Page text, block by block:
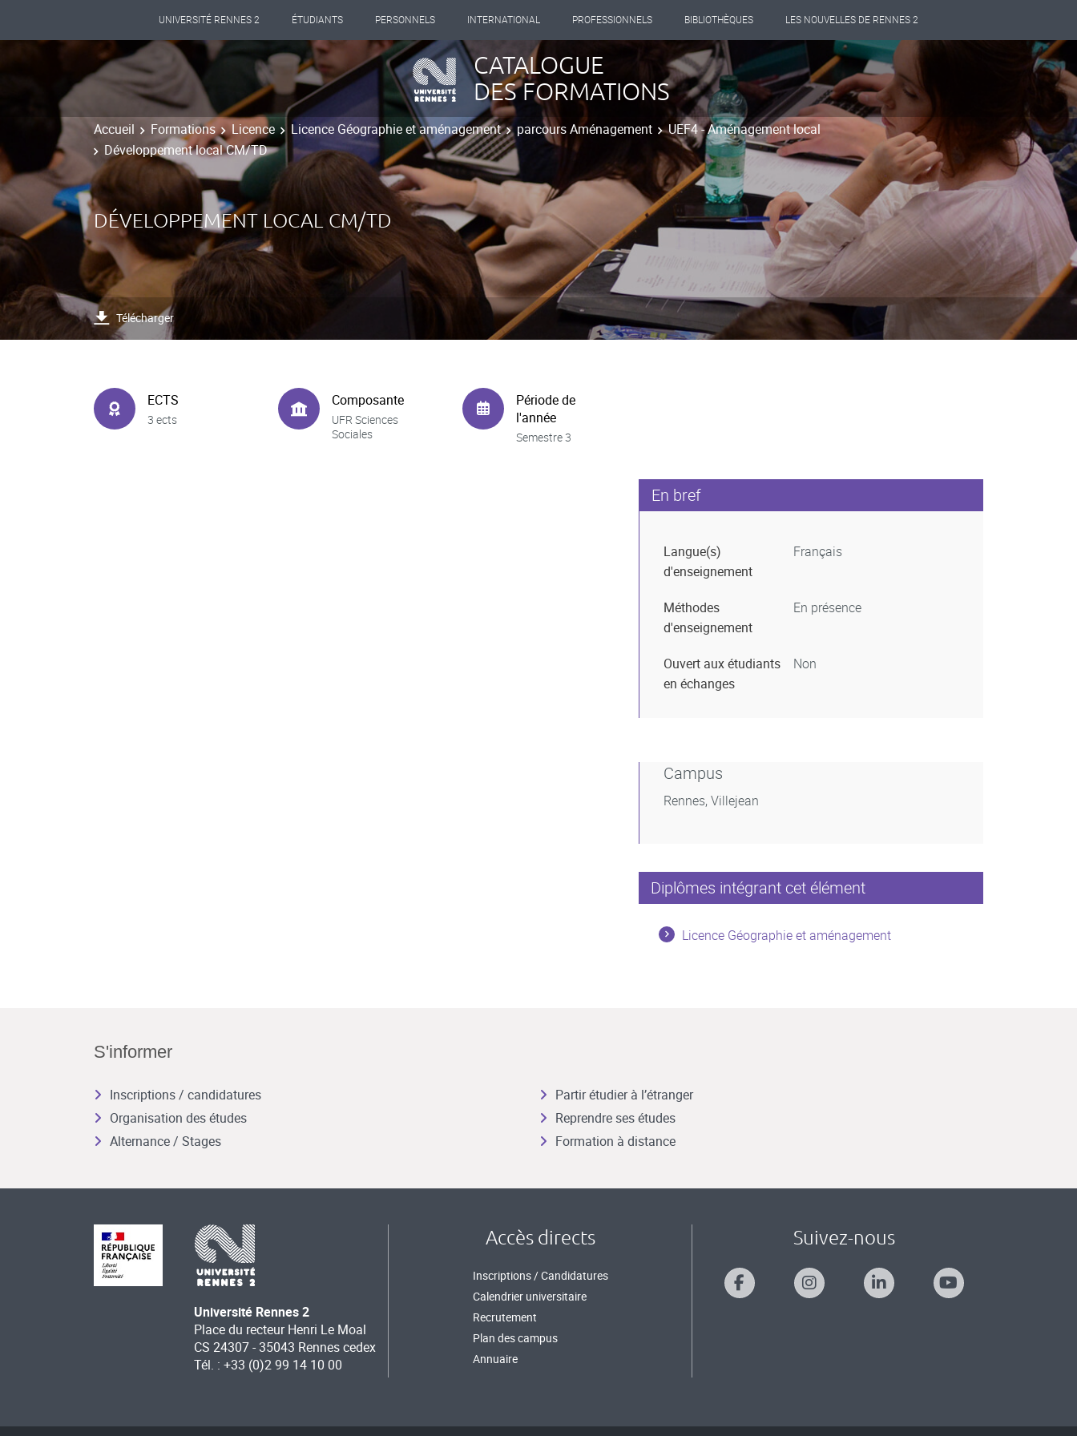
UNIVERSITÉ RENNES 2 ÉTUDIANTS PERSONNELS INTERNATIONAL PROFESSIONNELS BIBLIOTHÈQUES LES NOUVELLES DE RENNES 2
CATALOGUE
DES FORMATIONS
Accueil Formations Licence Licence Géographie et aménagement parcours Aménagement
UEF4 - Aménagement local
Développement local CM/TD
DÉVELOPPEMENT LOCAL CM/TD
Télécharger
ECTS
3 ects
Composante
UFR Sciences
Sociales
Période de
l'année
Semestre 3
En bref
Langue(s)
d'enseignement
Français
Méthodes
d'enseignement
En présence
Ouvert aux étudiants
en échanges
Non
Campus
Rennes, Villejean
Diplômes intégrant cet élément
Licence Géographie et aménagement
S'informer
Inscriptions / candidatures
Organisation des études
Alternance / Stages
Partir étudier à l’étranger
Reprendre ses études
Formation à distance
Université Rennes 2
Place du recteur Henri Le Moal
CS 24307 - 35043 Rennes cedex
Tél. : +33 (0)2 99 14 10 00
Accès directs
Inscriptions / Candidatures
Calendrier universitaire
Recrutement
Plan des campus
Annuaire
Suivez-nous